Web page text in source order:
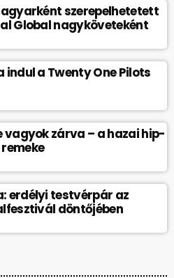
szerepelhetetett
Global nagyköveteként
indul a Twenty One Pilots
vagyok zárva – a hazai hip-
erdélyi testvérpár az
döntőjében